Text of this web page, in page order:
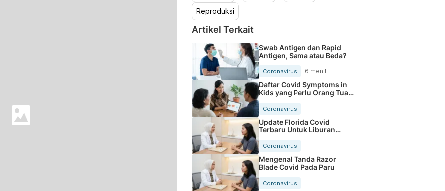
Reproduksi
Artikel Terkait
Swab Antigen dan Rapid
Antigen, Sama atau Beda?
Coronavirus 6 menit
Daftar Covid Symptoms in
Kids yang Perlu Orang Tua
Tahu
Coronavirus
Update Florida Covid
Terbaru Untuk Liburan
Coronavirus
Mengenal Tanda Razor
Blade Covid Pada Paru
Coronavirus